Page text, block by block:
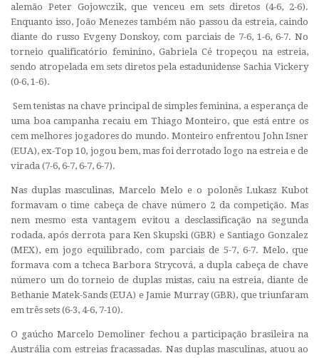
alemão Peter Gojowczik, que venceu em sets diretos (4-6, 2-6).
Enquanto isso, João Menezes também não passou da estreia, caindo
diante do russo Evgeny Donskoy, com parciais de 7-6, 1-6, 6-7. No
torneio qualificatório feminino, Gabriela Cé tropeçou na estreia,
sendo atropelada em sets diretos pela estadunidense Sachia Vickery
(0-6, 1-6).
Sem tenistas na chave principal de simples feminina, a esperança de
uma boa campanha recaiu em Thiago Monteiro, que está entre os
cem melhores jogadores do mundo. Monteiro enfrentou John Isner
(EUA), ex-Top 10, jogou bem, mas foi derrotado logo na estreia e de
virada (7-6, 6-7, 6-7, 6-7).
Nas duplas masculinas, Marcelo Melo e o polonês Lukasz Kubot
formavam o time cabeça de chave número 2 da competição. Mas
nem mesmo esta vantagem evitou a desclassificação na segunda
rodada, após derrota para Ken Skupski (GBR) e Santiago Gonzalez
(MEX), em jogo equilibrado, com parciais de 5-7, 6-7. Melo, que
formava com a tcheca Barbora Strycová, a dupla cabeça de chave
número um do torneio de duplas mistas, caiu na estreia, diante de
Bethanie Matek-Sands (EUA) e Jamie Murray (GBR), que triunfaram
em três sets (6-3, 4-6, 7-10).
O gaúcho Marcelo Demoliner fechou a participação brasileira na
Austrália com estreias fracassadas. Nas duplas masculinas, atuou ao